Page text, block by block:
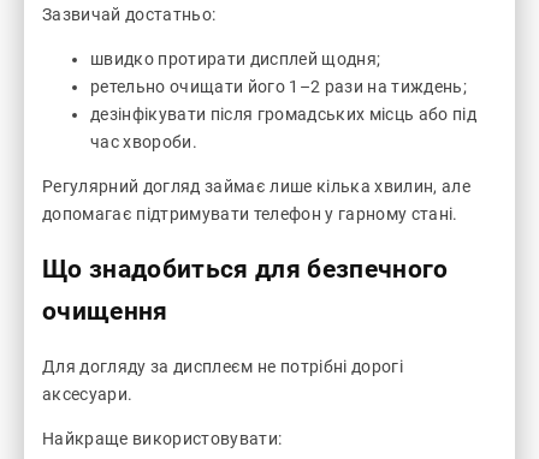
Зазвичай достатньо:
швидко протирати дисплей щодня;
ретельно очищати його 1–2 рази на тиждень;
дезінфікувати після громадських місць або під
час хвороби.
Регулярний догляд займає лише кілька хвилин, але
допомагає підтримувати телефон у гарному стані.
Що знадобиться для безпечного
очищення
Для догляду за дисплеєм не потрібні дорогі
аксесуари.
Найкраще використовувати: